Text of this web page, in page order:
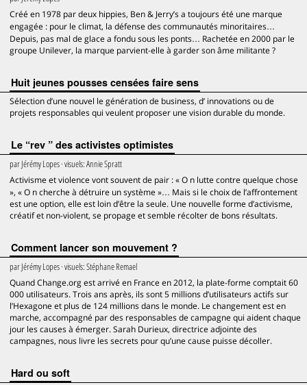
Créé en 1978 par deux hippies, Ben & Jerry’s a toujours été une marque
engagée : pour le climat, la défense des communautés minoritaires…
Depuis, pas mal de glace a fondu sous les ponts… Rachetée en 2000 par le
groupe Unilever, la marque parvient-elle à garder son âme militante ?
Huit jeunes pousses censées faire sens
Sélection d’une nouvel le génération de business, d’ innovations ou de
projets responsables qui veulent proposer une vision durable du monde.
Le “rev ” des activistes optimistes
parJérémy Lopes· visuels:Annie Spratt
Activisme et violence vont souvent de pair : « O n lutte contre quelque chose
», « O n cherche à détruire un système »… Mais si le choix de l’affrontement
est une option, elle est loin d’être la seule. Une nouvelle forme d’activisme,
créatif et non-violent, se propage et semble récolter de bons résultats.
Comment lancer son mouvement ?
parJérémy Lopes· visuels:Stéphane Remael
Quand Change.org est arrivé en France en 2012, la plate-forme comptait 60
000 utilisateurs. Trois ans après, ils sont 5 millions d’utilisateurs actifs sur
l’Hexagone et plus de 124 millions dans le monde. Le changement est en
marche, accompagné par des responsables de campagne qui aident chaque
jour les causes à émerger. Sarah Durieux, directrice adjointe des
campagnes, nous livre les secrets pour qu’une cause puisse décoller.
Hard ou soft